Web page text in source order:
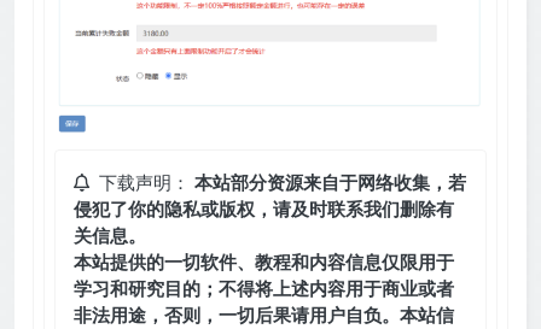
下载声明： 本站部分资源来自于网络收集，若
侵犯了你的隐私或版权，请及时联系我们删除有
关信息。
本站提供的一切软件、教程和内容信息仅限用于
学习和研究目的；不得将上述内容用于商业或者
非法用途，否则，一切后果请用户自负。本站信